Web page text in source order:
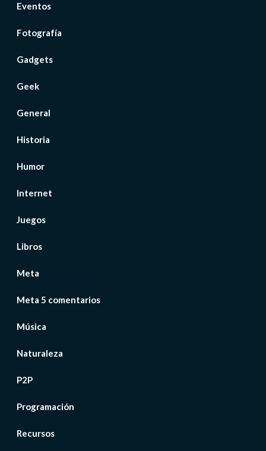
Eventos
Fotografía
Gadgets
Geek
General
Historia
Humor
Internet
Juegos
Libros
Meta
Meta 5 comentarios
Música
Naturaleza
P2P
Programación
Recursos